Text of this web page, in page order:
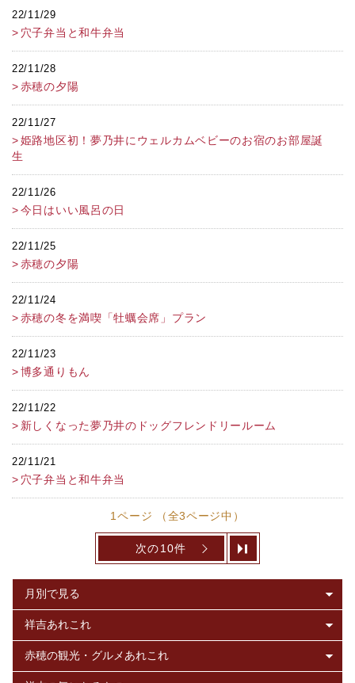
22/11/29
穴子弁当と和牛弁当
22/11/28
赤穂の夕陽
22/11/27
姫路地区初！夢乃井にウェルカムベビーのお宿のお部屋誕
生
22/11/26
今日はいい風呂の日
22/11/25
赤穂の夕陽
22/11/24
赤穂の冬を満喫「牡蠣会席」プラン
22/11/23
博多通りもん
22/11/22
新しくなった夢乃井のドッグフレンドリールーム
22/11/21
穴子弁当と和牛弁当
1ページ （全3ページ中）
次の10件